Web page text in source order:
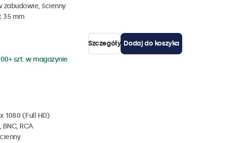
zabudowie, ścienny
35 mm
Szczegóły Dodaj do koszyka
szt. w magazynie
1080 (Full HD)
RCA